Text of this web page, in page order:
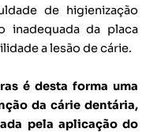
de higienização
inadequada da placa
a lesão de cárie.
é desta forma uma
da cárie dentária,
pela aplicação do